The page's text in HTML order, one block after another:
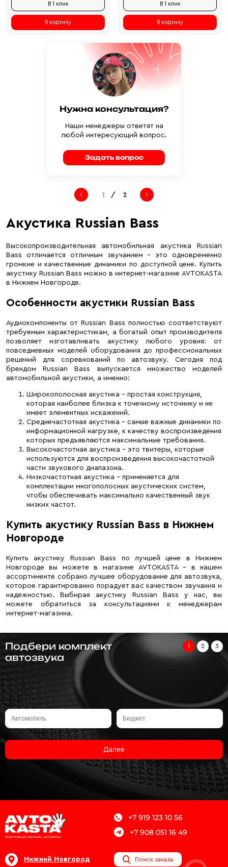
В 1 клик
В корзину
В 1 клик
В корзину
Нужна консультация?
Наши менеджеры ответят на
любой интересующий вопрос.
Задать вопрос
/ 2
Акустика Russian Bass
Высокопроизводительная автомобильная акустика Russian
Bass отличается отличным звучанием – это одновременно
громкие и качественные динамики по доступной цене. Купить
акустику Russian Bass можно в интернет-магазине AVTOKASTA
в Нижнем Новгороде.
Особенности акустики Russian Bass
Аудиокомпоненты от Russian Bass полностью соответствуют
требуемым характеристикам, а богатый опыт производителя
позволяет изготавливать акустику любого уровня: от
повседневных моделей оборудования до профессиональных
решений для соревнований по автозвуку. Сегодня под
брендом Russian Bass выпускается множество моделей
автомобильной акустики, а именно:
Широкополосная акустика – простая конструкция,
которая наиболее близка к точечному источнику и не
имеет элементных искажений.
Среднечастотная акустика – самые важные динамики по
информационной нагрузке, к качеству воспроизведения
которых предъявляются максимальные требования.
Высокочастотная акустика – это твитеры, которые
используются для воспроизведения высокочастотной
части звукового диапазона.
Низкочастотная акустика – применяется для
комплектации многополосных акустических систем,
чтобы обеспечивать максимально качественный звук
низких частот.
Купить акустику Russian Bass в Нижнем
Новгороде
Купить акустику Russian Bass по лучшей цене в Нижнем
Новгороде вы можете в магазине AVTOKASTA – в нашем
ассортименте собрано лучшее оборудование для автозвука,
которое гарантированно порадует вас качеством звучания и
надежностью. Выбирая акустику Russian Bass у нас, вы
можете обратиться за консультациями к менеджерам
интернет-магазина.
Подбери комплект
автозвука
1 2 3
Далее
+7 919 123 10 56
+7 908 051 16 49
Нижний Новгород Поиск заказа